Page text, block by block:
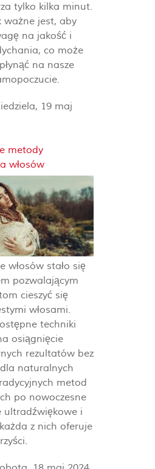
tylko kilka minut.
ważne jest, aby
na jakość i
co może
na nasze
19 maj
metody
włosów
włosów stało się
pozwalającym
cieszyć się
włosami.
techniki
osiągnięcie
rezultatów bez
naturalnych
metod
po nowoczesne
ultradźwiękowe i
z nich oferuje